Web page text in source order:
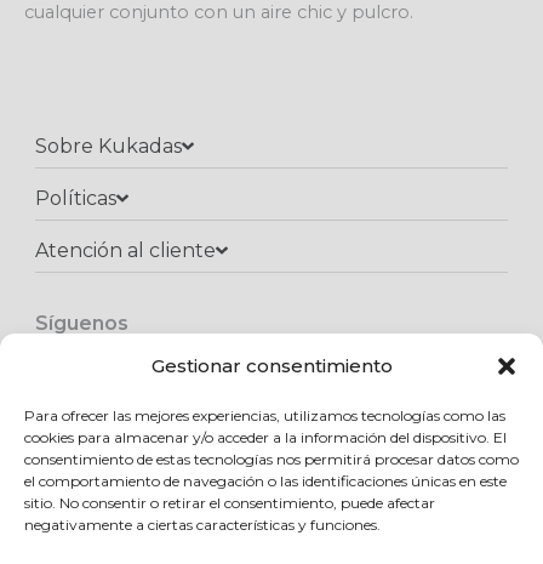
Gestionar consentimiento
Para ofrecer las mejores experiencias, utilizamos tecnologías como las
cookies para almacenar y/o acceder a la información del dispositivo. El
consentimiento de estas tecnologías nos permitirá procesar datos como
el comportamiento de navegación o las identificaciones únicas en este
sitio. No consentir o retirar el consentimiento, puede afectar
negativamente a ciertas características y funciones.
cualquier conjunto con un aire chic y pulcro.
Sobre Kukadas
Políticas
Atención al cliente​
Síguenos
e
b
o
o
k
t
a
g
r
a
m
h
t
s
a
p
p
Copyright © 2025 Kukadas.com | Todos los derechos reservados